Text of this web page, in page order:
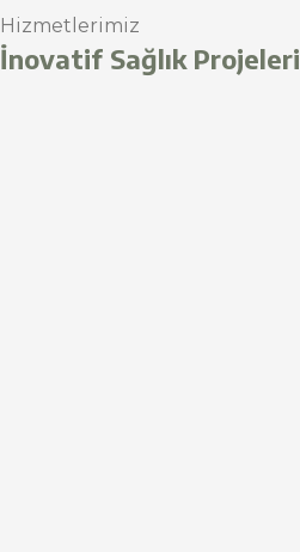
Hizmetlerimiz
İnovatif Sağlık Projeleri